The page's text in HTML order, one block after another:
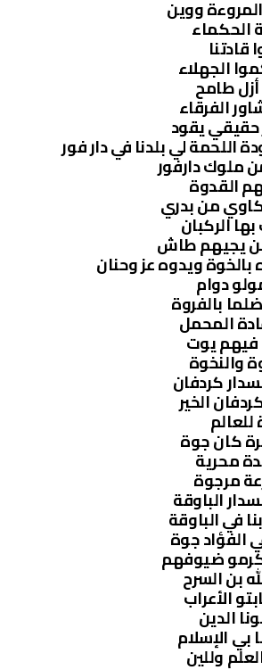
ووين
الحكماء
قادتنا
الجهلاء
أزل طامح
الفرقاء
حقيقي يقود
اللحمة لي بلدنا في دار فور
ملوك دارفور
القدوة
من بدري
الركبان
يجيهم طاش
بالخوة ويدوه عز وحنان
دوام
بالفروة
المحمل
فيهم يوت
والنخوة
الخير
للعالم
كان جوة
محرية
مرجوة
في الباوقة
الفؤاد جوة
ضيوفهم
بن السرح
الأعراب
الدين
بي الإسلام
وللين